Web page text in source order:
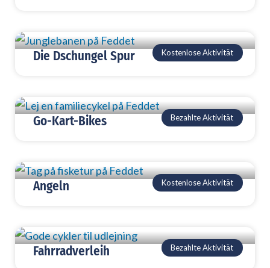
Kostenlose Aktivität
Die Dschungel Spur
Bezahlte Aktivität
Go-Kart-Bikes
Kostenlose Aktivität
Angeln
Bezahlte Aktivität
Fahrradverleih